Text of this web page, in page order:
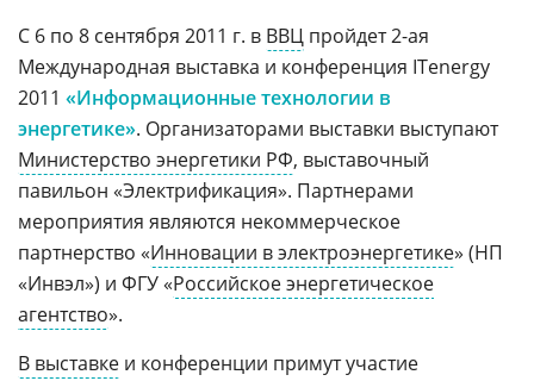
С 6 по 8 сентября 2011 г. в ВВЦ пройдет 2-ая
Международная выставка и конференция ITenergy
2011 «Информационные технологии в
энергетике». Организаторами выставки выступают
Министерство энергетики РФ, выставочный
павильон «Электрификация». Партнерами
мероприятия являются некоммерческое
партнерство «Инновации в электроэнергетике» (НП
«Инвэл») и ФГУ «Российское энергетическое
агентство».
В выставке и конференции примут участие